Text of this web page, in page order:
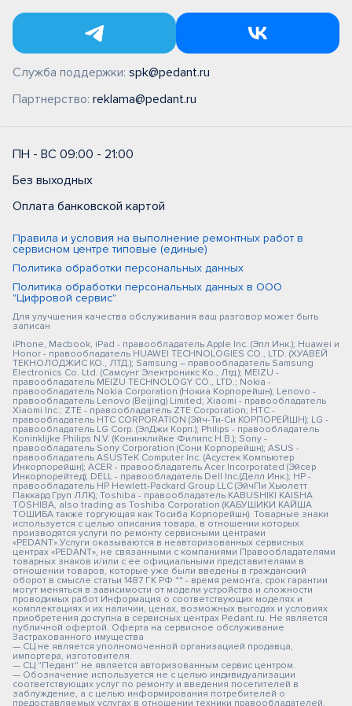
Служба поддержки: spk@pedant.ru
Партнерство: reklama@pedant.ru
ПН - ВС 09:00 - 21:00
Без выходных
Оплата банковской картой
Правила и условия на выполнение ремонтных работ в
сервисном центре типовые (единые)
Политика обработки персональных данных
Политика обработки персональных данных в ООО
"Цифровой сервис"
Для улучшения качества обслуживания ваш разговор может быть
записан
iPhone, Macbook, iPad - правообладатель Apple Inc. (Эпл Инк.); Huawei и
Honor - правообладатель HUAWEI TECHNOLOGIES CO., LTD. (ХУАВЕЙ
ТЕКНОЛОДЖИС КО., ЛТД.); Samsung – правообладатель Samsung
Electronics Co. Ltd. (Самсунг Электроникс Ко., Лтд.); MEIZU -
правообладатель MEIZU TECHNOLOGY CO., LTD.; Nokia -
правообладатель Nokia Corporation (Нокиа Корпорейшн); Lenovo -
правообладатель Lenovo (Beijing) Limited; Xiaomi - правообладатель
Xiaomi Inc.; ZTE - правообладатель ZTE Corporation; HTC -
правообладатель HTC CORPORATION (Эйч-Ти-Си КОРПОРЕЙШН); LG -
правообладатель LG Corp. (ЭлДжи Корп.); Philips - правообладатель
Koninklijke Philips N.V. (Конинклийке Филипс Н.В.); Sony -
правообладатель Sony Corporation (Сони Корпорейшн); ASUS -
правообладатель ASUSTeK Computer Inc. (Асустек Компьютер
Инкорпорейшн); ACER - правообладатель Acer Incorporated (Эйсер
Инкорпорейтед); DELL - правообладатель Dell Inc.(Делл Инк.); HP -
правообладатель HP Hewlett-Packard Group LLC (ЭйчПи Хьюлетт
Паккард Груп ЛЛК); Toshiba - правообладатель KABUSHIKI KAISHA
TOSHIBA, also trading as Toshiba Corporation (КАБУШИКИ КАЙША
ТОШИБА также торгующая как Тосиба Корпорейшн). Товарные знаки
используется с целью описания товара, в отношении которых
производятся услуги по ремонту сервисными центрами
«PEDANT».Услуги оказываются в неавторизованных сервисных
центрах «PEDANT», не связанными с компаниями Правообладателями
товарных знаков и/или с ее официальными представителями в
отношении товаров, которые уже были введены в гражданский
оборот в смысле статьи 1487 ГК РФ ** - время ремонта, срок гарантии
могут меняться в зависимости от модели устройства и сложности
проводимых работ Информация о соответствующих моделях и
комплектациях и их наличии, ценах, возможных выгодах и условиях
приобретения доступна в сервисных центрах Pedant.ru. Не является
публичной офертой. Оферта на сервисное обслуживание
Застрахованного имущества
— СЦ не является уполномоченной организацией продавца,
импортера, изготовителя.
— СЦ "Педант" не является авторизованным сервис центром.
— Обозначение используется не с целью индивидуализации
соответствующих услуг по ремонту и введения посетителей в
заблуждение, а с целью информирования потребителей о
предоставляемых услугах в отношении техники правообладателей.